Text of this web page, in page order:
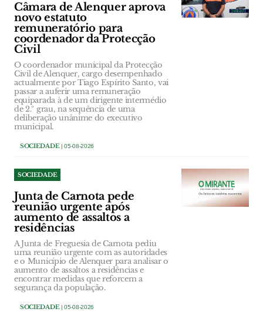
Câmara de Alenquer aprova
novo estatuto
remuneratório para
coordenador da Protecção
Civil
O coordenador municipal da Protecção
Civil de Alenquer, cargo desempenhado
actualmente por Tiago Espírito Santo, vai
passar a auferir uma remuneração
equiparada à de um dirigente intermédio
de 2.º grau, na sequência de uma
deliberação unânime do executivo
municipal.
SOCIEDADE| 05-08-2026
SOCIEDADE
Junta de Carnota pede
reunião urgente após
aumento de assaltos a
residências
A Junta de Freguesia de Carnota pediu
uma reunião urgente com as autoridades
e o Município de Alenquer para analisar o
aumento de assaltos a residências e
encontrar medidas que reforcem a
segurança da população.
SOCIEDADE| 05-08-2026